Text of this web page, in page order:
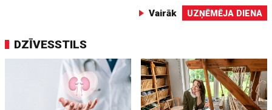
Vairāk UZŅĒMĒJA DIENA
DZĪVESSTILS